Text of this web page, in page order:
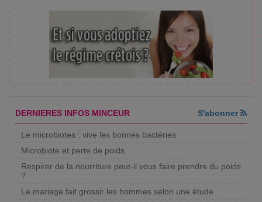
DERNIERES INFOS MINCEUR S'abonner
Le microbiotes : vive les bonnes bactéries
Microbiote et perte de poids
Respirer de la nourriture peut-il vous faire prendre du poids
?
Le mariage fait grossir les hommes selon une étude